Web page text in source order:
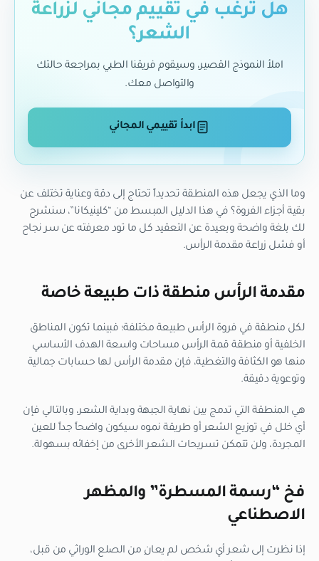
هل ترغب في تقييم مجاني لزراعة
الشعر؟
املأ النموذج القصير، وسيقوم فريقنا الطبي بمراجعة حالتك
والتواصل معك.
ابدأ تقييمي المجاني
وما الذي يجعل هذه المنطقة تحديداً تحتاج إلى دقة وعناية تختلف عن
بقية أجزاء الفروة؟ في هذا الدليل المبسط من “كلينيكانا”، سنشرح
لك بلغة واضحة وبعيدة عن التعقيد كل ما تود معرفته عن سر نجاح
أو فشل زراعة مقدمة الرأس.
مقدمة الرأس منطقة ذات طبيعة خاصة
لكل منطقة في فروة الرأس طبيعة مختلفة؛ فبينما تكون المناطق
الخلفية أو منطقة قمة الرأس مساحات واسعة الهدف الأساسي
منها هو الكثافة والتغطية، فإن مقدمة الرأس لها حسابات جمالية
وتوعوية دقيقة.
هي المنطقة التي تدمج بين نهاية الجبهة وبداية الشعر، وبالتالي فإن
أي خلل في توزيع الشعر أو طريقة نموه سيكون واضحاً جداً للعين
المجردة، ولن تتمكن تسريحات الشعر الأخرى من إخفائه بسهولة.
فخ “رسمة المسطرة” والمظهر
الاصطناعي
إذا نظرت إلى شعر أي شخص لم يعانِ من الصلع الوراثي من قبل،